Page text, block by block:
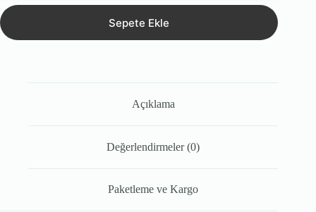
Sepete Ekle
Açıklama
Değerlendirmeler (0)
Paketleme ve Kargo